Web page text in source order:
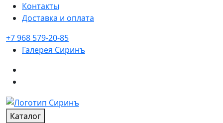
Контакты
Доставка и оплата
+7 968 579-20-85
Галерея Сиринъ
Каталог